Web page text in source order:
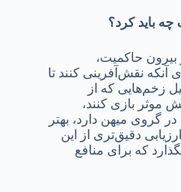
چه باید کرد؟
بیرون حاکمیت،
نقش‌آفرینی کنند تا
زخم‌هایی که از
موثر بازی کنند،
گروی میهن دارد، بهتر
دقیق‌تری از این
که برای منافع